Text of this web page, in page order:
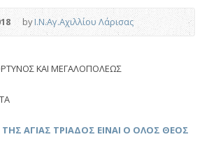
byΙ.Ν.Αγ.Αχιλλίου Λάρισας
ΚΑΙ ΜΕΓΑΛΟΠΟΛΕΩΣ
ΑΓΙΑΣ ΤΡΙΑΔΟΣ ΕΙΝΑΙ Ο ΟΛΟΣ ΘΕΟΣ